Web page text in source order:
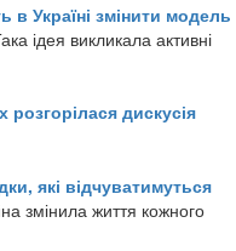
в Україні змінити модель
ідея викликала активні
дискусія
які відчуватимуться
змінила життя кожного